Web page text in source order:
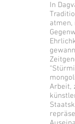
In
Arbeit,